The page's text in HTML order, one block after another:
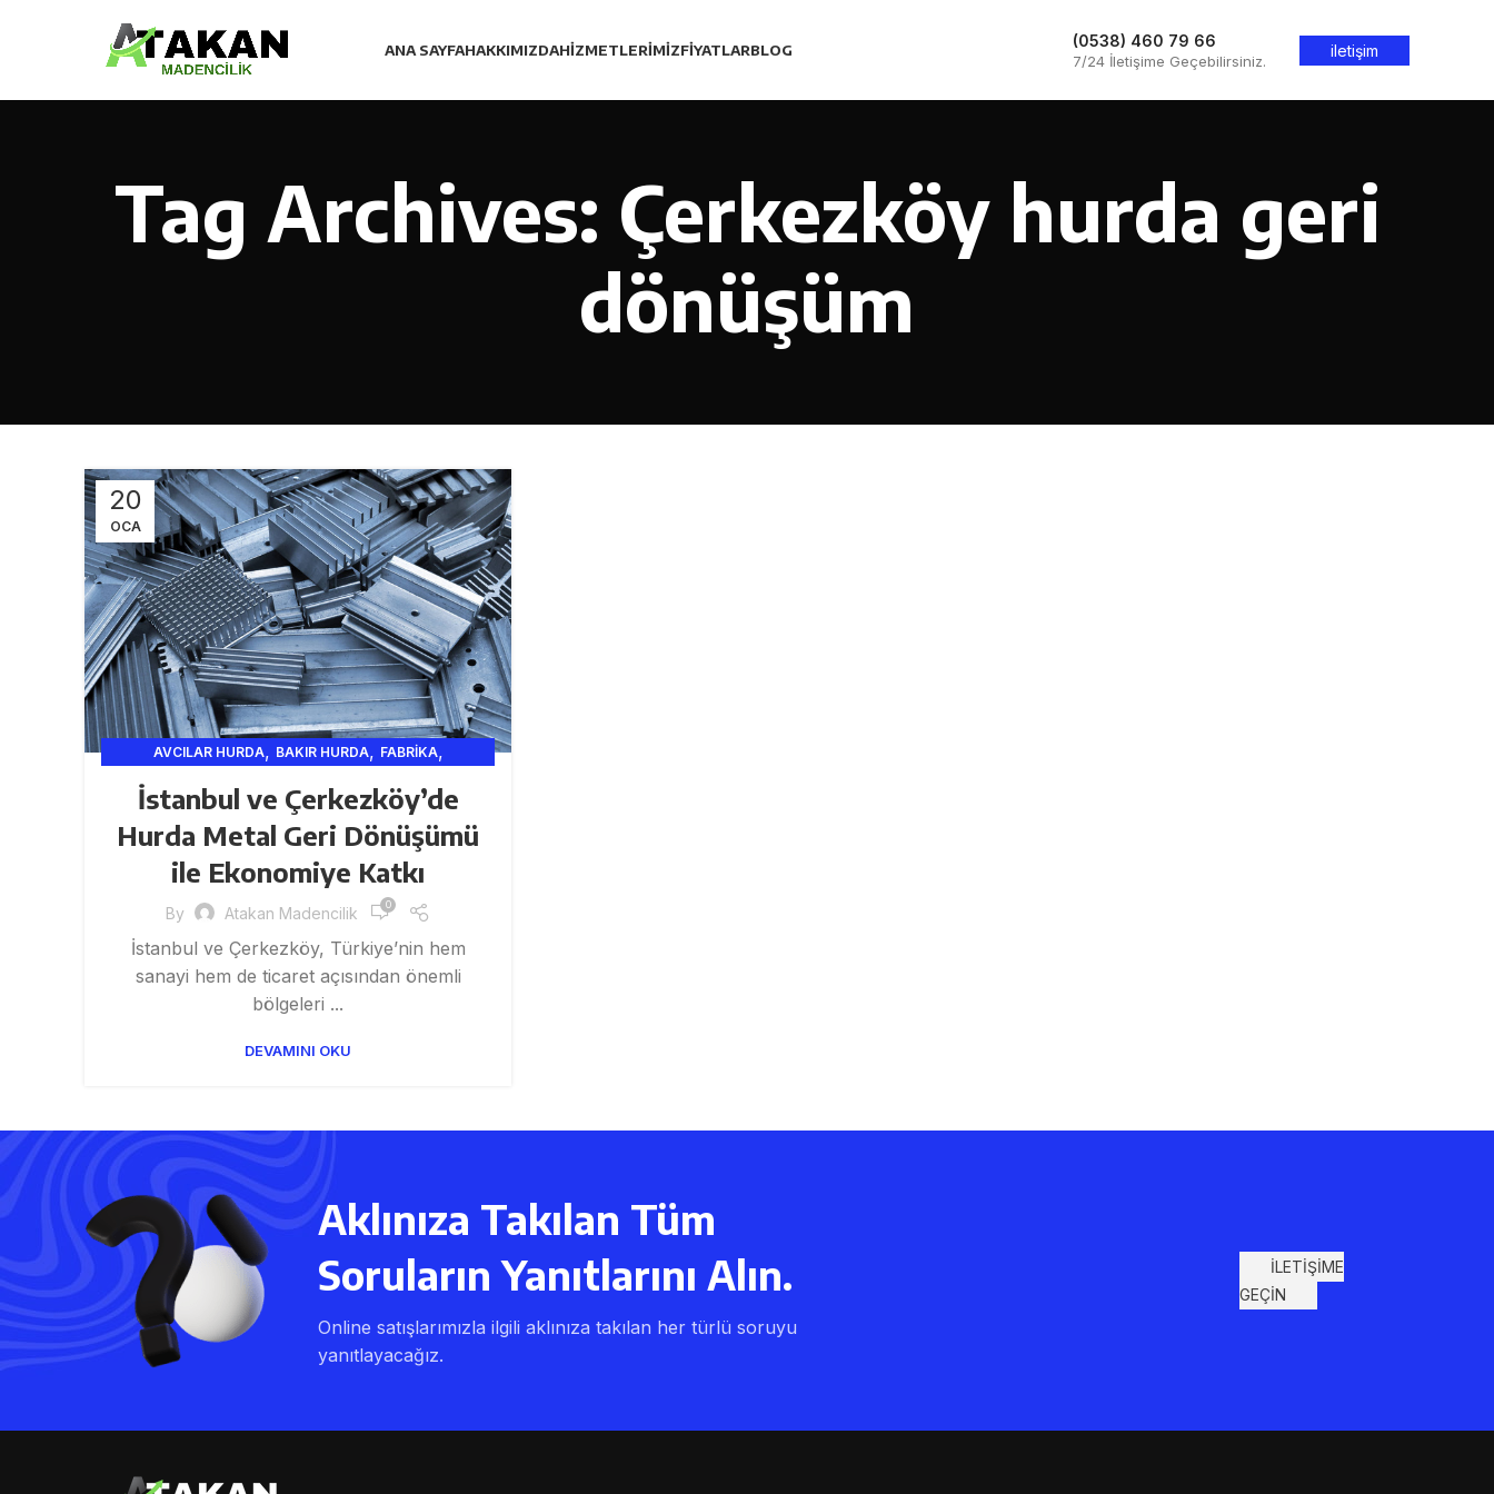
ANA SAYFAHAKKIMIZDAHIZMETLERIMIZFIYATLARBLOG (0538) 460 79 66
7/24 İletişime Geçebilirsiniz.
iletişim
Tag Archives: Çerkezköy hurda geri
dönüşüm
20
OCA
AVCILAR HURDA, BAKIR HURDA, FABRIKA,
FATIH HURDA
HURDA,HURDA ISTANBUL,HURDACI
HURDACILIK VE GERI DÖNÜŞÜM HIZMETLERI,INŞAAT,
ISTANBUL HURDA ,
İSTANBUL HURDA VE GERI DÖNÜŞÜM HIZMETLERI
İSTANBUL HURDA VE MADENCILIK ,
ISTANBUL HURDACI,KABLO,KROM HURDA, MADEN
MADENCI,METAL,SARI
İstanbul ve Çerkezköy’de
Hurda Metal Geri Dönüşümü
ile Ekonomiye Katkı
By Atakan Madencilik 0
İstanbul ve Çerkezköy, Türkiye’nin hem
sanayi hem de ticaret açısından önemli
bölgeleri ...
DEVAMINI OKU
Aklınıza Takılan Tüm
Soruların Yanıtlarını Alın.
Online satışlarımızla ilgili aklınıza takılan her türlü soruyu
yanıtlayacağız.
İLETİŞİME
GEÇİN